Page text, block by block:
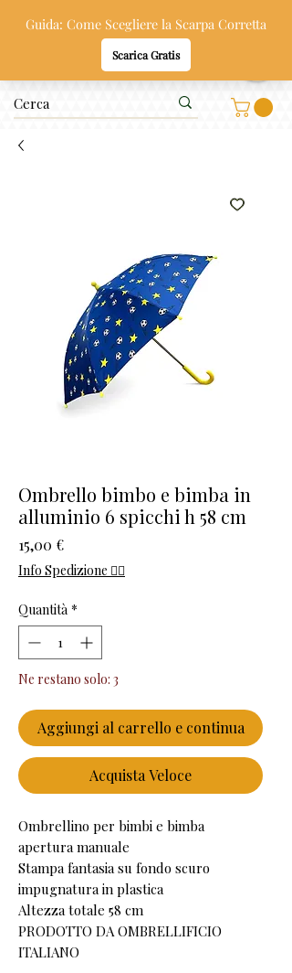
Oppi & Gi
SCARPE SANE PER BAMBINI
Ombrello bimbo e bimba in
alluminio 6 spicchi h 58 cm
15,00 €Prezzo
Info Spedizione 👈🏻
Quantità *
Ne restano solo: 3
Aggiungi al carrello e continua
Acquista Veloce
Ombrellino per bimbi e bimba
apertura manuale
Stampa fantasia su fondo scuro
impugnatura in plastica
Altezza totale 58 cm
PRODOTTO DA OMBRELLIFICIO
ITALIANO